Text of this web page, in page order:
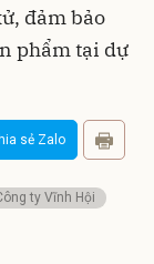
đảm bảo
phẩm tại dự
sẻ Zalo
ty Vĩnh Hội